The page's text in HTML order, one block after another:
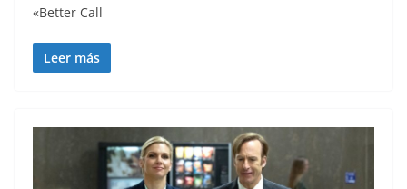
«Better Call
Leer más